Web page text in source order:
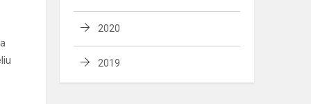
2020
2019